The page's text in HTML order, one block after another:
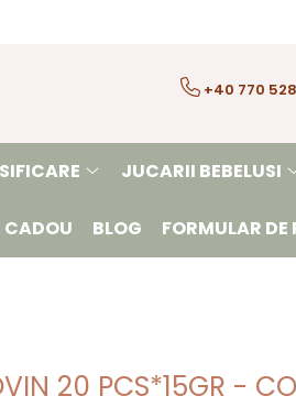
+40 770
JUCARII BEBELUSI
CADOU BLOG FORMULAR DE
20 PCS*15GR -